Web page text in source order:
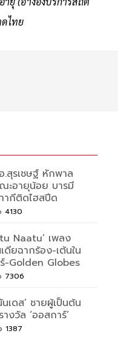
ไทย
.สุรเชษฐ์ หักพาล
ะอายุน้อย บารมี
ากีติดไฮสปีด
4130
Naatu’ เพลง
ดียฉากร้อง-เต้นใน
-Golden Globes
7306
นเดส’ ชายผู้เป็นต้น
งวัล ‘ออสการ์’
1387